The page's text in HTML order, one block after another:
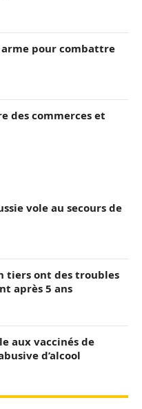
arme pour combattre
des commerces et
vole au secours de
tiers ont des troubles
après 5 ans
aux vaccinés de
d’alcool